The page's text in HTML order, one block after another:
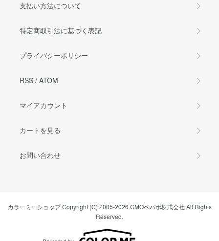
支払い方法について
特定商取引法に基づく表記
プライバシーポリシー
RSS / ATOM
マイアカウント
カートを見る
お問い合わせ
カラーミーショップCopyright (C) 2005-2026 GMOペパボ株式会社 All Rights
Reserved.